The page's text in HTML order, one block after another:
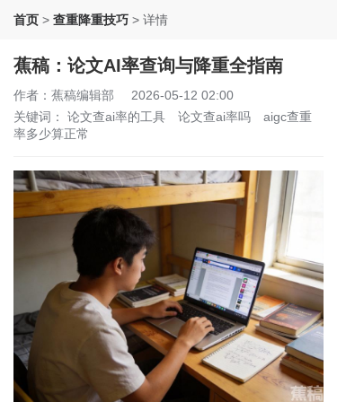
首页 > 查重降重技巧 > 详情
蕉稿：论文AI率查询与降重全指南
作者：蕉稿编辑部
2026-05-12 02:00
关键词： 论文查ai率的工具 论文查ai率吗
aigc查重
率多少算正常